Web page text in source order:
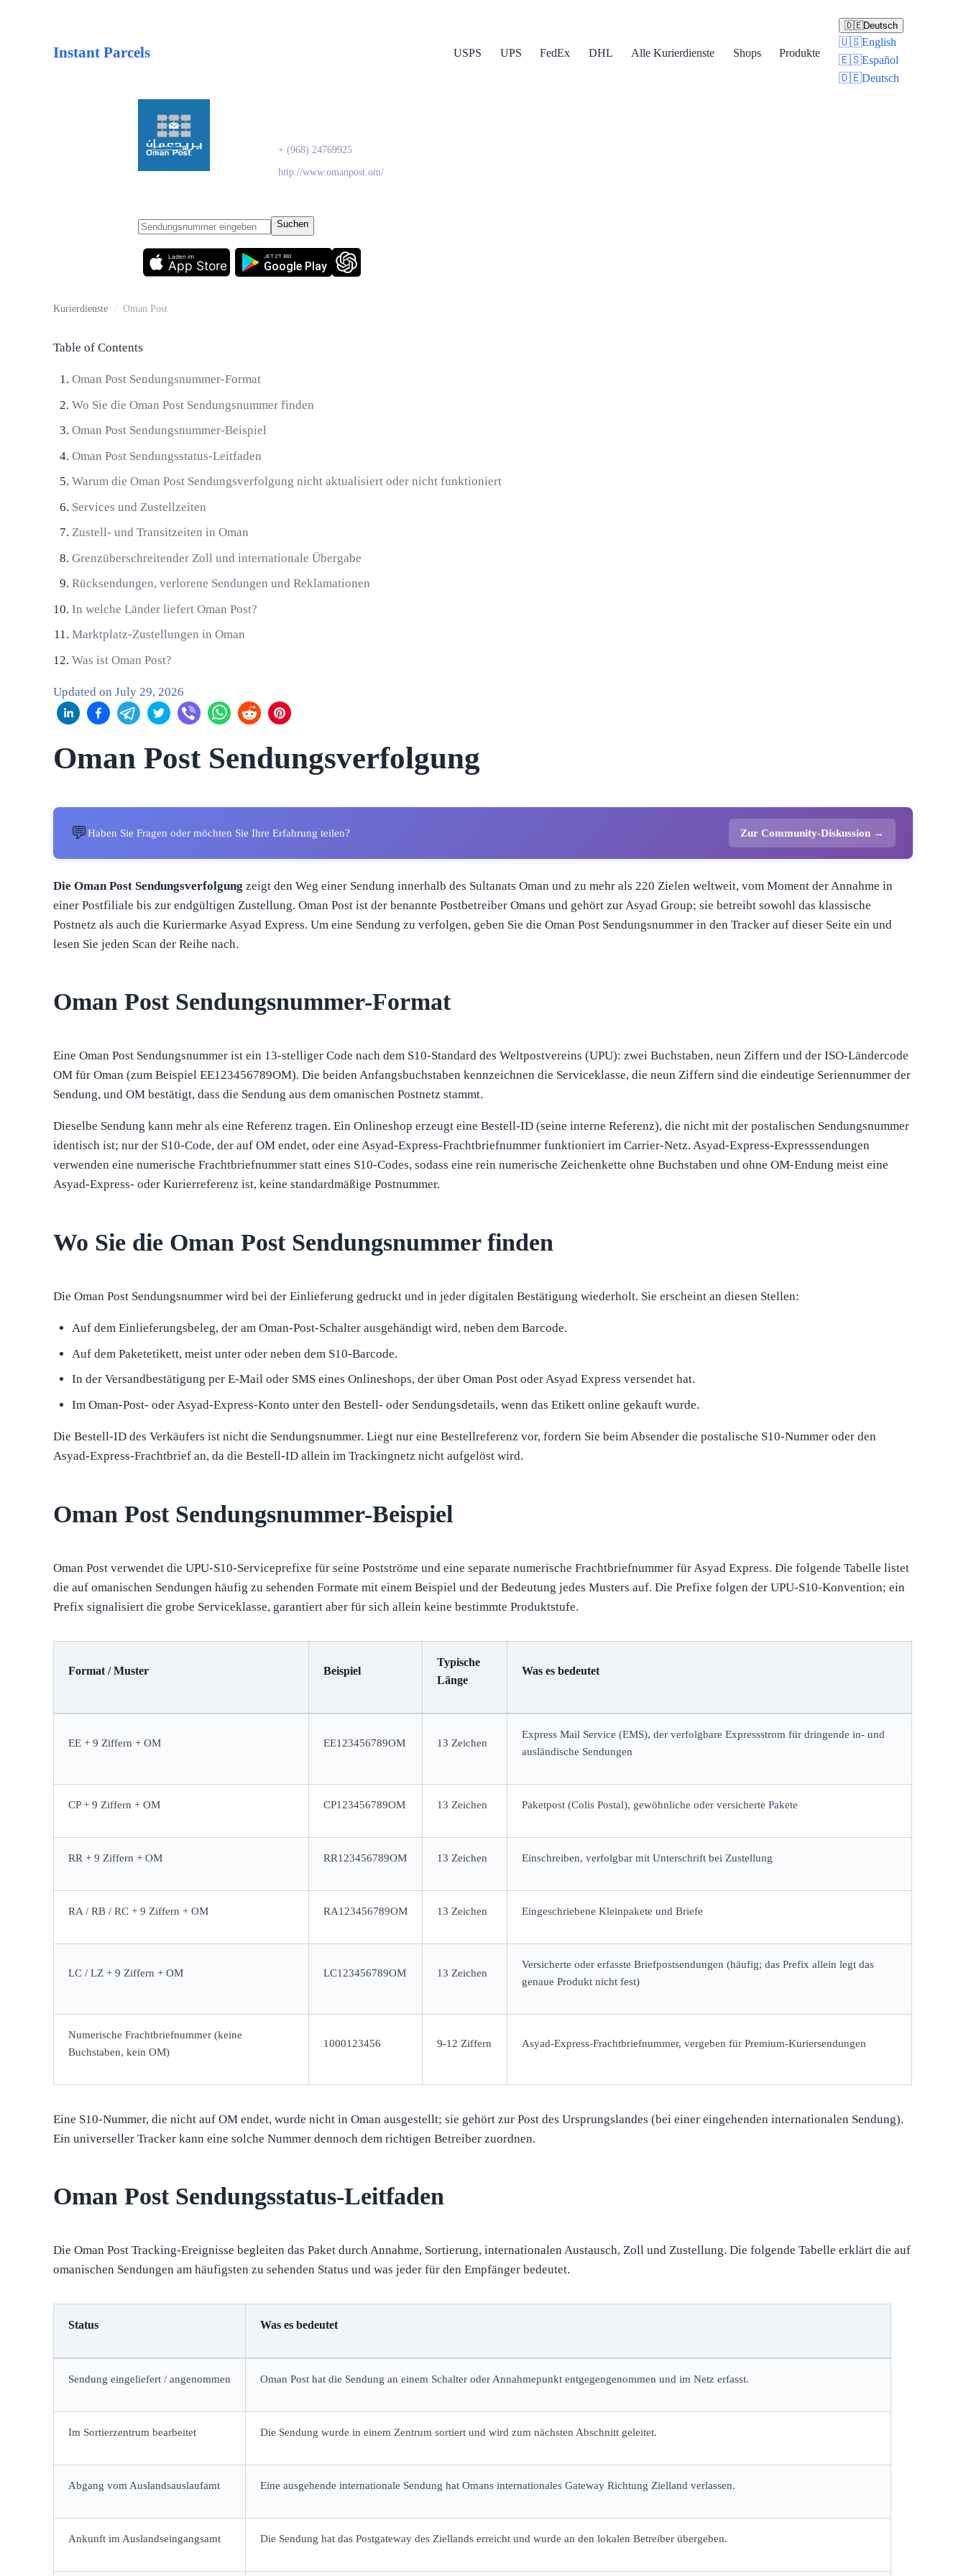
Instant Parcels USPS UPS FedEx DHL Alle Kurierdienste Shops Produkte
🇩🇪Deutsch
🇺🇸English
🇪🇸Español
🇩🇪Deutsch
+ (968) 24769925
http://www.omanpost.om/
Suchen
App Store
Laden im
Google Play
JETZT BEI
Kurierdienste / Oman Post
Table of Contents
Oman Post Sendungsnummer-Format
Wo Sie die Oman Post Sendungsnummer finden
Oman Post Sendungsnummer-Beispiel
Oman Post Sendungsstatus-Leitfaden
Warum die Oman Post Sendungsverfolgung nicht aktualisiert oder nicht funktioniert
Services und Zustellzeiten
Zustell- und Transitzeiten in Oman
Grenzüberschreitender Zoll und internationale Übergabe
Rücksendungen, verlorene Sendungen und Reklamationen
In welche Länder liefert Oman Post?
Marktplatz-Zustellungen in Oman
Was ist Oman Post?
Updated onJuly 29, 2026
Oman Post Sendungsverfolgung
💬Haben Sie Fragen oder möchten Sie Ihre Erfahrung teilen? Zur Community-Diskussion →
Die Oman Post Sendungsverfolgung zeigt den Weg einer Sendung innerhalb des Sultanats Oman und zu mehr als 220 Zielen weltweit, vom Moment der Annahme in
einer Postfiliale bis zur endgültigen Zustellung. Oman Post ist der benannte Postbetreiber Omans und gehört zur Asyad Group; sie betreibt sowohl das klassische
Postnetz als auch die Kuriermarke Asyad Express. Um eine Sendung zu verfolgen, geben Sie die Oman Post Sendungsnummer in den Tracker auf dieser Seite ein und
lesen Sie jeden Scan der Reihe nach.
Oman Post Sendungsnummer-Format
Eine Oman Post Sendungsnummer ist ein 13-stelliger Code nach dem S10-Standard des Weltpostvereins (UPU): zwei Buchstaben, neun Ziffern und der ISO-Ländercode
OM für Oman (zum Beispiel EE123456789OM). Die beiden Anfangsbuchstaben kennzeichnen die Serviceklasse, die neun Ziffern sind die eindeutige Seriennummer der
Sendung, und OM bestätigt, dass die Sendung aus dem omanischen Postnetz stammt.
Dieselbe Sendung kann mehr als eine Referenz tragen. Ein Onlineshop erzeugt eine Bestell-ID (seine interne Referenz), die nicht mit der postalischen Sendungsnummer
identisch ist; nur der S10-Code, der auf OM endet, oder eine Asyad-Express-Frachtbriefnummer funktioniert im Carrier-Netz. Asyad-Express-Expresssendungen
verwenden eine numerische Frachtbriefnummer statt eines S10-Codes, sodass eine rein numerische Zeichenkette ohne Buchstaben und ohne OM-Endung meist eine
Asyad-Express- oder Kurierreferenz ist, keine standardmäßige Postnummer.
Wo Sie die Oman Post Sendungsnummer finden
Die Oman Post Sendungsnummer wird bei der Einlieferung gedruckt und in jeder digitalen Bestätigung wiederholt. Sie erscheint an diesen Stellen:
Auf dem Einlieferungsbeleg, der am Oman-Post-Schalter ausgehändigt wird, neben dem Barcode.
Auf dem Paketetikett, meist unter oder neben dem S10-Barcode.
In der Versandbestätigung per E-Mail oder SMS eines Onlineshops, der über Oman Post oder Asyad Express versendet hat.
Im Oman-Post- oder Asyad-Express-Konto unter den Bestell- oder Sendungsdetails, wenn das Etikett online gekauft wurde.
Die Bestell-ID des Verkäufers ist nicht die Sendungsnummer. Liegt nur eine Bestellreferenz vor, fordern Sie beim Absender die postalische S10-Nummer oder den
Asyad-Express-Frachtbrief an, da die Bestell-ID allein im Trackingnetz nicht aufgelöst wird.
Oman Post Sendungsnummer-Beispiel
Oman Post verwendet die UPU-S10-Serviceprefixe für seine Postströme und eine separate numerische Frachtbriefnummer für Asyad Express. Die folgende Tabelle listet
die auf omanischen Sendungen häufig zu sehenden Formate mit einem Beispiel und der Bedeutung jedes Musters auf. Die Prefixe folgen der UPU-S10-Konvention; ein
Prefix signalisiert die grobe Serviceklasse, garantiert aber für sich allein keine bestimmte Produktstufe.
Format / Muster Beispiel
Typische
Länge
Was es bedeutet
EE + 9 Ziffern + OM EE123456789OM 13 Zeichen
Express Mail Service (EMS), der verfolgbare Expressstrom für dringende in- und
ausländische Sendungen
CP + 9 Ziffern + OM CP123456789OM 13 Zeichen Paketpost (Colis Postal), gewöhnliche oder versicherte Pakete
RR + 9 Ziffern + OM RR123456789OM 13 Zeichen Einschreiben, verfolgbar mit Unterschrift bei Zustellung
RA / RB / RC + 9 Ziffern + OM RA123456789OM 13 Zeichen Eingeschriebene Kleinpakete und Briefe
LC / LZ + 9 Ziffern + OM LC123456789OM 13 Zeichen
Versicherte oder erfasste Briefpostsendungen (häufig; das Prefix allein legt das
genaue Produkt nicht fest)
Numerische Frachtbriefnummer (keine
Buchstaben, kein OM)
1000123456 9-12 Ziffern Asyad-Express-Frachtbriefnummer, vergeben für Premium-Kuriersendungen
Eine S10-Nummer, die nicht auf OM endet, wurde nicht in Oman ausgestellt; sie gehört zur Post des Ursprungslandes (bei einer eingehenden internationalen Sendung).
Ein universeller Tracker kann eine solche Nummer dennoch dem richtigen Betreiber zuordnen.
Oman Post Sendungsstatus-Leitfaden
Die Oman Post Tracking-Ereignisse begleiten das Paket durch Annahme, Sortierung, internationalen Austausch, Zoll und Zustellung. Die folgende Tabelle erklärt die auf
omanischen Sendungen am häufigsten zu sehenden Status und was jeder für den Empfänger bedeutet.
Status Was es bedeutet
Sendung eingeliefert / angenommen Oman Post hat die Sendung an einem Schalter oder Annahmepunkt entgegengenommen und im Netz erfasst.
Im Sortierzentrum bearbeitet Die Sendung wurde in einem Zentrum sortiert und wird zum nächsten Abschnitt geleitet.
Abgang vom Auslandsauslaufamt Eine ausgehende internationale Sendung hat Omans internationales Gateway Richtung Zielland verlassen.
Ankunft im Auslandseingangsamt Die Sendung hat das Postgateway des Ziellands erreicht und wurde an den lokalen Betreiber übergeben.